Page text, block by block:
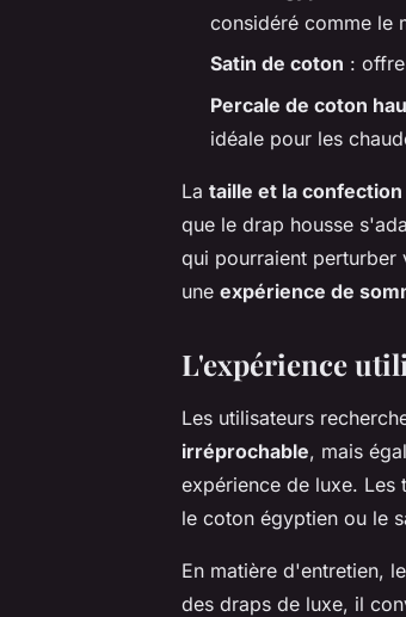
considéré comme le
Satin de coton :
Percale de coton
idéale pour les
La taille et la
que le drap housse
qui pourraient perturber
une expérience de
L'expérience
Les utilisateurs
irréprochable, mais
expérience de luxe. Les
le coton égyptien ou le
En matière d'entretien,
des draps de luxe, il